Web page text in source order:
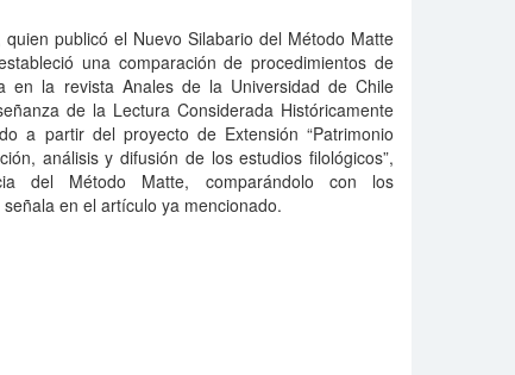
publicó el Nuevo Silabario del Método Matte
una comparación de procedimientos de
en la revista Anales de la Universidad de Chile
de la Lectura Considerada Históricamente
a partir del proyecto de Extensión “Patrimonio
análisis y difusión de los estudios filológicos”,
del Método Matte, comparándolo con los
en el artículo ya mencionado.